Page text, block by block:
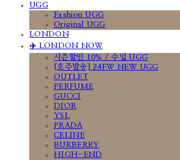
UGG
Fashion UGG
Original UGG
LONDON
✈️ LONDON NOW
시즌할인 10% / 수입 UGG
[호주발송] 24FW NEW UGG
OUTLET
PERFUME
GUCCI
DIOR
YSL
PRADA
CELINE
BURBERRY
HIGH-END